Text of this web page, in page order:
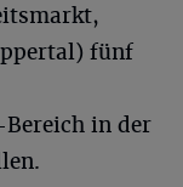
fünf
in der